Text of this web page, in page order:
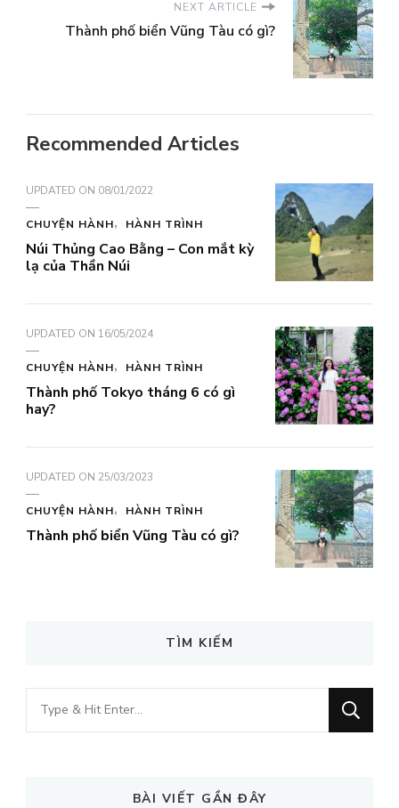
NEXT ARTICLE
Thành phố biển Vũng Tàu có gì?
Recommended Articles
UPDATED ON 08/01/2022
CHUYỆN HÀNH HÀNH TRÌNH
Núi Thủng Cao Bằng – Con mắt kỳ
lạ của Thần Núi
UPDATED ON 16/05/2024
CHUYỆN HÀNH HÀNH TRÌNH
Thành phố Tokyo tháng 6 có gì
hay?
UPDATED ON 25/03/2023
CHUYỆN HÀNH HÀNH TRÌNH
Thành phố biển Vũng Tàu có gì?
TÌM KIẾM
Looking
for
BÀI VIẾT GẦN ĐÂY